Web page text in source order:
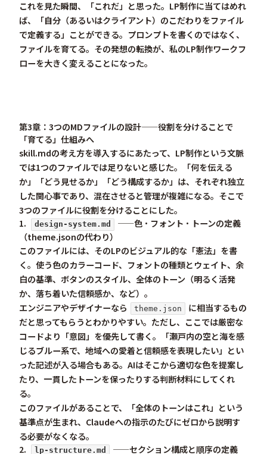
これを見た瞬間、「これだ」と思った。LP制作に当てはめれ
ば、
「自分（あるいはクライアント）のこだわりをファイル
で定義する」 ことができる。プロンプトを書くのではなく、
ファイルを育てる。その発想の転換が、私のLP制作ワークフ
ローを大きく変えることになった。
第3章：3つのMDファイルの設計——役割を分けることで
「育てる」仕組みへ
skill.mdの考え方を導入するにあたって、LP制作という文脈
では1つのファイルでは足りないと感じた。「何を伝える
か」「どう見せるか」「どう構成するか」は、それぞれ独立
した関心事であり、混在させると管理が複雑になる。そこで
3つのファイルに役割を分けることにした。
1.
design-system.md
——色・フォント・トーンの定義
（theme.jsonの代わり）
このファイルには、そのLPのビジュアル的な「憲法」を書
く。使う色のカラーコード、フォントの種類とウェイト、余
白の基準、ボタンのスタイル、全体のトーン（明るく活発
か、落ち着いた信頼感か、など）。
エンジニアやデザイナーなら
theme.json
に相当するもの
だと思ってもらうとわかりやすい。ただし、ここでは厳密な
コードより「意図」を優先して書く。「瀬戸内の空と海を感
じるブルー系で、地域への愛着と信頼感を表現したい」とい
った記述が入る場合もある。AIはそこから適切な色を提案し
たり、一貫したトーンを保ったりする判断材料にしてくれ
る。
このファイルがあることで、「全体のトーンはこれ」という
基準点が生まれ、Claudeへの指示のたびにゼロから説明す
る必要がなくなる。
2.
lp-structure.md ——セクション構成と順序の定義